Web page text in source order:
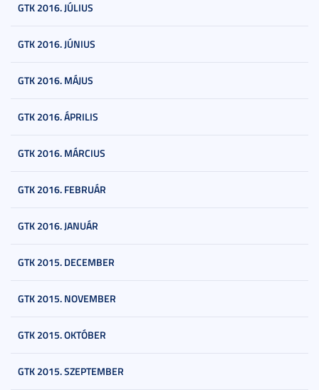
GTK 2016. JÚLIUS
GTK 2016. JÚNIUS
GTK 2016. MÁJUS
GTK 2016. ÁPRILIS
GTK 2016. MÁRCIUS
GTK 2016. FEBRUÁR
GTK 2016. JANUÁR
GTK 2015. DECEMBER
GTK 2015. NOVEMBER
GTK 2015. OKTÓBER
GTK 2015. SZEPTEMBER